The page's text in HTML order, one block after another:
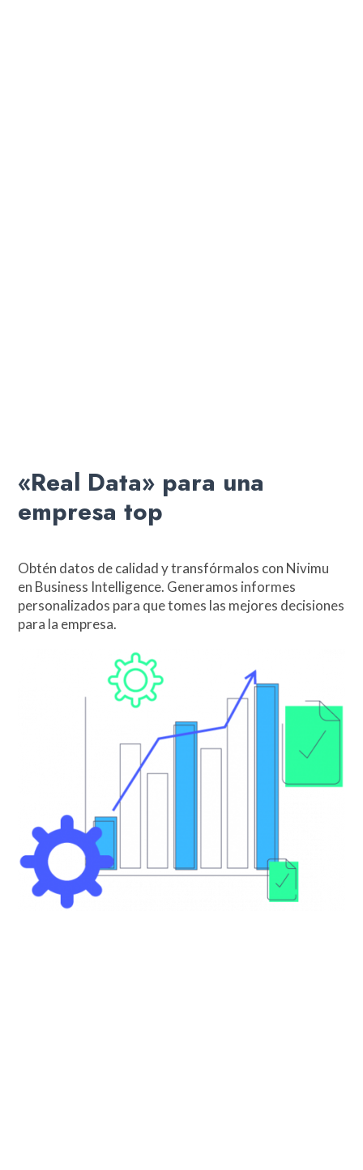
«Real Data» para una
empresa top
Obtén datos de calidad y transfórmalos con Nivimu
en Business Intelligence. Generamos informes
personalizados para que tomes las mejores decisiones
para la empresa.